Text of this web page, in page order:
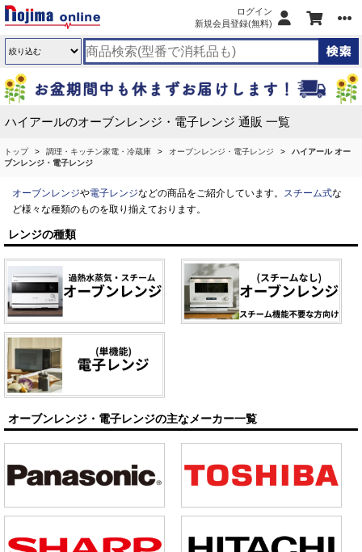
ログイン
新規会員登録(無料)
ハイアールのオーブンレンジ・電子レンジ 通販 一覧
トップ 調理・キッチン家電・冷蔵庫 オーブンレンジ・電子レンジ
ハイアール オー
ブンレンジ・電子レンジ
オーブンレンジや電子レンジなどの商品をご紹介しています。 スチーム式な
ど様々な種類のものを取り揃えております。
レンジの種類
オーブンレンジ・電子レンジの主なメーカー一覧